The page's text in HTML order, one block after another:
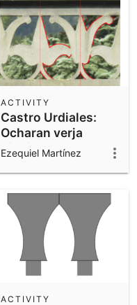
Castro Urdiales:
Ocharan verja
dibujo 2
ACTIVITY
Ezequiel Martínez
ACTIVITY